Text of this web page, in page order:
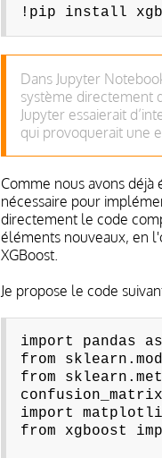
!pip install
Dans Jupyter
système directement
Jupyter essaierait
qui provoquerait une
Comme nous avons
nécessaire pour
directement le code
éléments nouveaux, en
XGBoost.
Je propose le code
import pandas
from
from
import
from xgboost